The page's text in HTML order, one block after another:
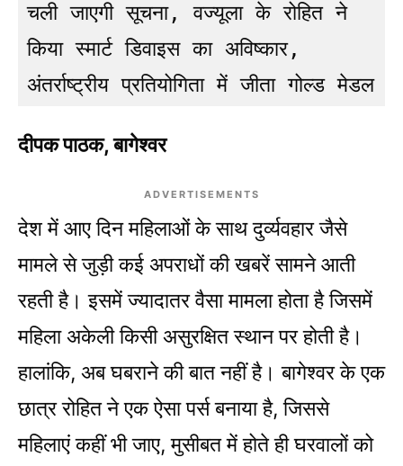
चली जाएगी सूचना, वज्यूला के रोहित ने
किया स्मार्ट डिवाइस का अविष्कार,
अंतर्राष्ट्रीय प्रतियोगिता में जीता गोल्ड मेडल
दीपक पाठक, बागेश्वर
ADVERTISEMENTS
देश में आए दिन महिलाओं के साथ दुर्व्यवहार जैसे
मामले से जुड़ी कई अपराधों की खबरें सामने आती
रहती है। इसमें ज्यादातर वैसा मामला होता है जिसमें
महिला अकेली किसी असुरक्षित स्थान पर होती है।
हालांकि, अब घबराने की बात नहीं है। बागेश्वर के एक
छात्र रोहित ने एक ऐसा पर्स बनाया है, जिससे
महिलाएं कहीं भी जाए, मुसीबत में होते ही घरवालों को